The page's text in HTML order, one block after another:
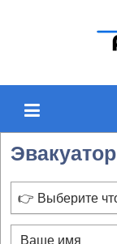
👉 Выберите